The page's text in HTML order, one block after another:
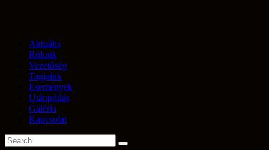
Aktuális
Rólunk
Vezetőség
Tagjaink
Események
Utánpótlás
Galéria
Kapcsolat